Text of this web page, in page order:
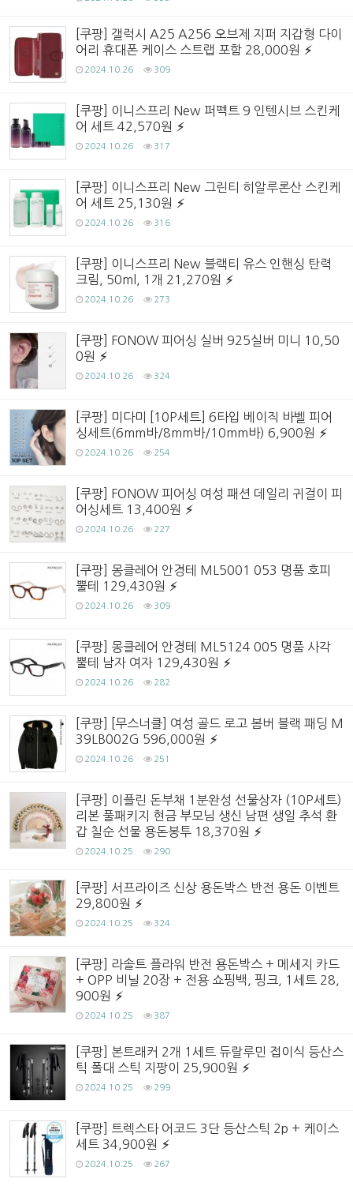
[쿠팡] 갤럭시 A25 A256 오브제 지퍼 지갑형 다이
어리 휴대폰 케이스 스트랩 포함 28,000원
2024.10.26 309
[쿠팡] 이니스프리 New 퍼펙트 9 인텐시브 스킨케
어 세트 42,570원
2024.10.26 317
[쿠팡] 이니스프리 New 그린티 히알루론산 스킨케
어 세트 25,130원
2024.10.26 316
[쿠팡] 이니스프리 New 블랙티 유스 인핸싱 탄력
크림, 50ml, 1개 21,270원
2024.10.26 273
[쿠팡] FONOW 피어싱 실버 925실버 미니 10,50
0원
2024.10.26 324
[쿠팡] 미다미 [10P세트] 6타입 베이직 바벨 피어
싱세트(6mm바/8mm바/10mm바) 6,900원
2024.10.26 254
[쿠팡] FONOW 피어싱 여성 패션 데일리 귀걸이 피
어싱세트 13,400원
2024.10.26 227
[쿠팡] 몽클레어 안경테 ML5001 053 명품 호피
뿔테 129,430원
2024.10.26 309
[쿠팡] 몽클레어 안경테 ML5124 005 명품 사각
뿔테 남자 여자 129,430원
2024.10.26 282
[쿠팡] [무스너클] 여성 골드 로고 봄버 블랙 패딩 M
39LB002G 596,000원
2024.10.26 251
[쿠팡] 이플린 돈부채 1분완성 선물상자 (10P세트)
리본 풀패키지 현금 부모님 생신 남편 생일 추석 환
갑 칠순 선물 용돈봉투 18,370원
2024.10.25 290
[쿠팡] 서프라이즈 신상 용돈박스 반전 용돈 이벤트
29,800원
2024.10.25 324
[쿠팡] 라솔트 플라워 반전 용돈박스 + 메세지 카드
+ OPP 비닐 20장 + 전용 쇼핑백, 핑크, 1세트 28,
900원
2024.10.25 387
[쿠팡] 본트래커 2개 1세트 듀랄루민 접이식 등산스
틱 폴대 스틱 지팡이 25,900원
2024.10.25 299
[쿠팡] 트렉스타 어코드 3단 등산스틱 2p + 케이스
세트 34,900원
2024.10.25 267